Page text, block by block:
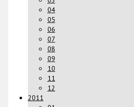
04
05
06
07
08
09
10
11
12
2011